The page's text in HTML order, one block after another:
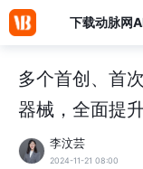
下载动脉网
多个首创、首
器械，全面提
李汶芸
2024-11-21 08:00